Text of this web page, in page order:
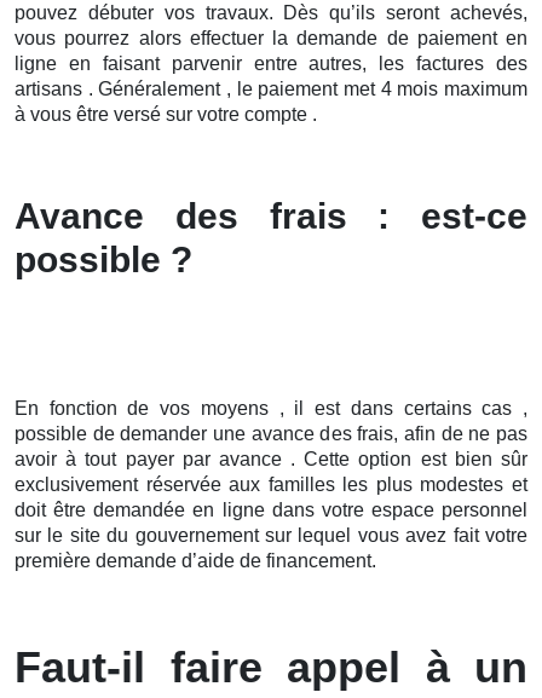
pouvez débuter vos travaux. Dès qu’ils seront achevés,
vous pourrez alors effectuer la demande de paiement en
ligne en faisant parvenir entre autres, les factures des
artisans . Généralement , le paiement met 4 mois maximum
à vous être versé sur votre compte .
Avance des frais : est-ce
possible ?
En fonction de vos moyens , il est dans certains cas ,
possible de demander une avance des frais, afin de ne pas
avoir à tout payer par avance . Cette option est bien sûr
exclusivement réservée aux familles les plus modestes et
doit être demandée en ligne dans votre espace personnel
sur le site du gouvernement sur lequel vous avez fait votre
première demande d’aide de financement.
Faut-il faire appel à un